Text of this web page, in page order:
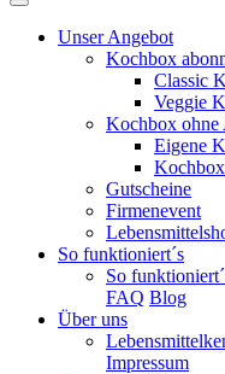
Unser Angebot
Kochbox
Classic
Veggie
Kochbox ohne
Eigene
Gutscheine
Firmenevent
So funktioniert´s
So
FAQ Blog
Über uns
Impressum